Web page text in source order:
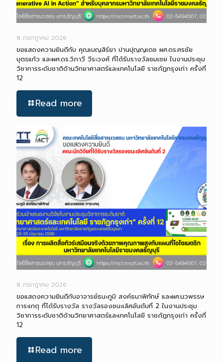
8 กรกฎาคม 2026
ขอแสดงความยินดีกับ คุณเบญสิร์ยา ปานปุญญเดช ผศ.ดร.ศรชัย
บุตรแก้ว และผศ.ดร.วิภาวี วีระวงศ์ ที่ได้รับรางวัลชมเชย ในงานประชุม
วิชาการระดับชาติด้านวิทยาศาสตร์และเทคโนโลยี ราชภัฏกรุงเก่า ครั้งที่
12
Read more
8 กรกฎาคม 2026
ขอแสดงความยินดีกับอาจารย์ธนะภูมิ สงค์ธนาพิทักษ์ และผศ.นวพรรษ
การะเกตุ ที่ได้รับรางวัล รางวัลรองชนะเลิศอันดับที่ 2 ในงานประชุม
วิชาการระดับชาติด้านวิทยาศาสตร์และเทคโนโลยี ราชภัฏกรุงเก่า ครั้งที่
12
Read more